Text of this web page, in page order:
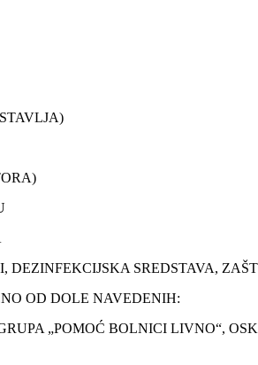
SREDSTAVA,
OD DOLE NAVEDENIH:
„POMOĆ BOLNICI LIVNO“,